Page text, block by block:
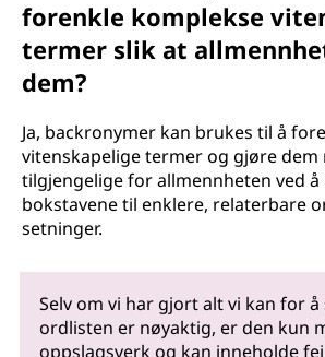
forenkle komplekse
termer slik at
dem?
Ja, backronymer kan brukes til å
vitenskapelige termer og gjøre dem
tilgjengelige for allmennheten ved å
bokstavene til enklere, relaterbare
setninger.
Selv om vi har gjort alt vi kan for å
ordlisten er nøyaktig, er den kun
oppslagsverk og kan inneholde